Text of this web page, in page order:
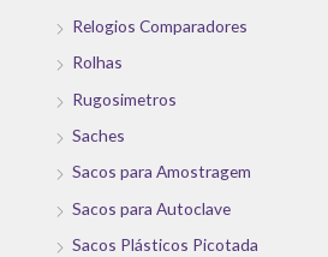
Relogios Comparadores
Rolhas
Rugosimetros
Saches
Sacos para Amostragem
Sacos para Autoclave
Sacos Plásticos Picotada